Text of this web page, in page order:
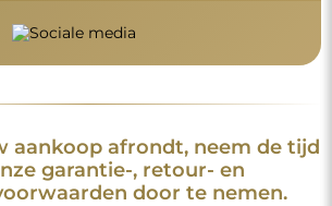
aankoop afrondt, neem de tijd
garantie-, retour- en
door te nemen.